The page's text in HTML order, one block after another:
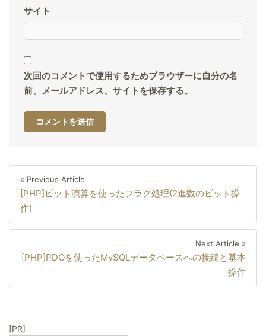
サイト
次回のコメントで使用するためブラウザーに自分の名
前、メールアドレス、サイトを保存する。
ビ
ョ
Previous
Article
« Previous Article
[PHP]ビット演算を使ったフラグ処理(2進数のビット操
作)
Next Article »
[PHP]PDOを使ったMySQLデータベースへの接続と基本
操作
[PR]